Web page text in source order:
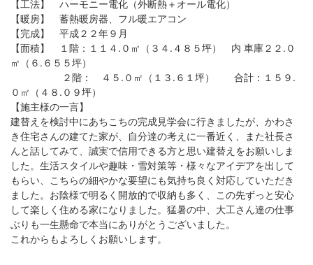
【工法】 ハーモニー電化（外断熱＋オール電化）
【暖房】 蓄熱暖房器、フル暖エアコン
【完成】 平成２２年９月
【面積】 １階：１１４.０㎡（３４.４８５坪） 内 車庫２２.０
㎡（６.６５５坪）
２階： ４５.０㎡（１３.６１坪） 合計：１５９.
０㎡（４８.０９坪）
【施主様の一言】
建替えを検討中にあちこちの完成見学会に行きましたが、かわさ
き住宅さんの建てた家が、自分達の考えに一番近く、また社長さ
んと話してみて、誠実で信用できる方と思い建替えをお願いしま
した。生活スタイルや趣味・雪対策等・様々なアイデアを出して
もらい、こちらの細やかな要望にも気持ち良く対応していただき
ました。お陰様で明るく開放的で収納も多く、この先ずっと安心
して楽しく住める家になりました。猛暑の中、大工さん達の仕事
ぶりも一生懸命で本当にありがとうございました。
これからもよろしくお願いします。